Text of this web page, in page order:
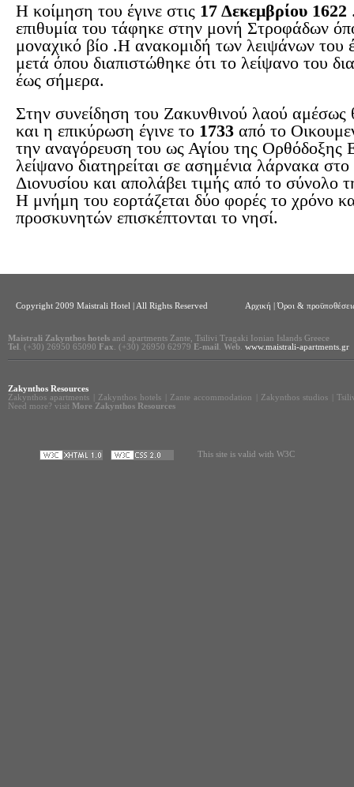
Η κοίμηση του έγινε στις 17 Δεκεμβρίου 1622
επιθυμία του τάφηκε στην μονή Στροφάδων
μοναχικό βίο .Η ανακομιδή των λειψάνων του
μετά όπου διαπιστώθηκε ότι το λείψανο του
έως σήμερα.
Στην συνείδηση του Ζακυνθινού λαού αμέσως
και η επικύρωση έγινε το 1733 από το
την αναγόρευση του ως Αγίου της Ορθόδοξης
λείψανο διατηρείται σε ασημένια λάρνακα
Διονυσίου και απολάβει τιμής από το σύνολο
Η μνήμη του εορτάζεται δύο φορές το χρόνο
προσκυνητών επισκέπτονται το νησί.
Copyright 2009 Maistrali Hotel | All Rights Reserved Αρχική |Όροι &
Maistrali Zakynthos hotels and apartments Zante, Tsilivi Tragaki Ionian Islands Greece
Tel . (+30) 26950 65090 Fax . (+30) 26950 62979 E-mail Web www.maistrali-apartments.gr
Zakynthos Resources
Zakynthos apartments
Zakynthos hotels Zante accommodation Zakynthos studios
Need more? visit More Zakynthos Resources
This site is valid with W3C